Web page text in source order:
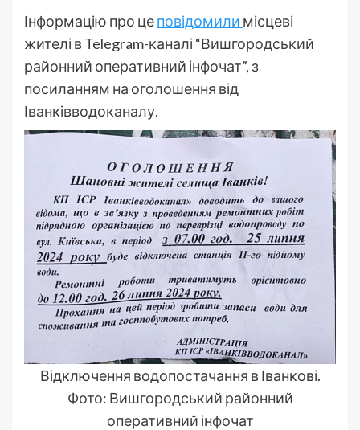
Інформацію про цеповідомили місцеві
жителі в Telegram-каналі “Вишгородський
районний оперативний інфочат”, з
посиланням на оголошення від
Іванківводоканалу.
Відключення водопостачання в Іванкові.
Фото: Вишгородський районний
оперативний інфочат